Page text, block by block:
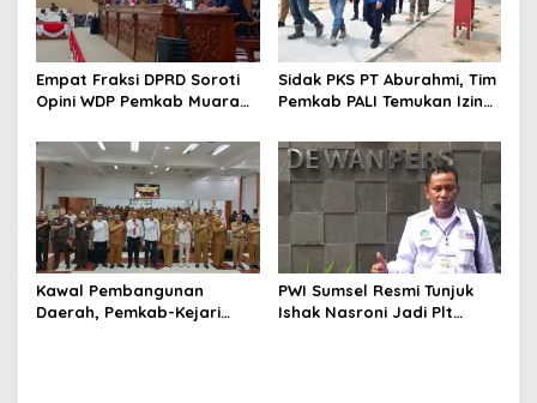
Empat Fraksi DPRD Soroti
Opini WDP Pemkab Muara
Kelola Keuangan
Sidak PKS PT Aburahmi, Tim
Pemkab PALI Temukan Izin
Kawal Pembangunan
Daerah, Pemkab-Kejari
PWI Sumsel Resmi Tunjuk
Ishak Nasroni Jadi Plt